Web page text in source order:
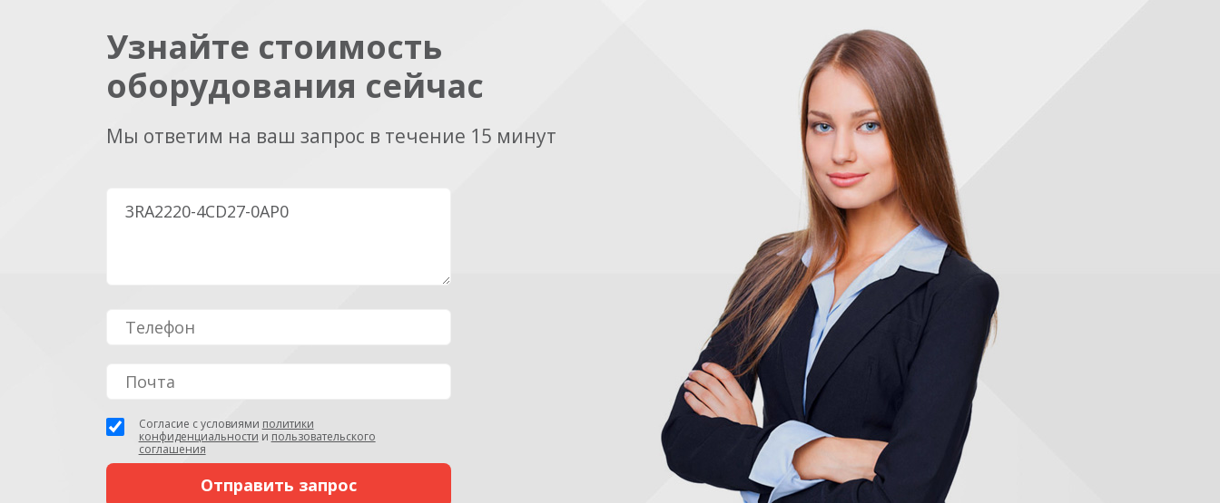
Узнайте стоимость
оборудования сейчас
Мы ответим на ваш запрос в течение 15 минут
Согласие с условиями политики
конфиденциальности и пользовательского
соглашения